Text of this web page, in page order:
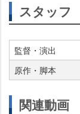
スタッフ
監督・演出
原作・脚本
関連動画